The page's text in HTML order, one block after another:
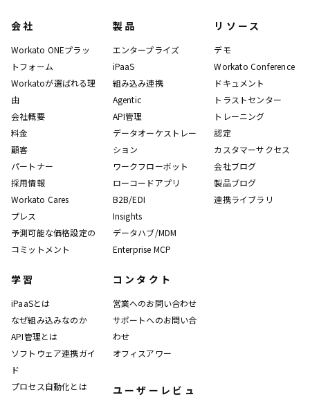
会社
Workato ONEプラッ
トフォーム
Workatoが選ばれる理
由
会社概要
料金
顧客
パートナー
採用情報
Workato Cares
プレス
予測可能な価格設定の
コミットメント
製品
エンタープライズ
iPaaS
組み込み連携
Agentic
API管理
データオーケストレー
ション
ワークフローボット
ローコードアプリ
B2B/EDI
Insights
データハブ/MDM
Enterprise MCP
リソース
デモ
Workato Conference
ドキュメント
トラストセンター
トレーニング
認定
カスタマーサクセス
会社ブログ
製品ブログ
連携ライブラリ
学習
iPaaSとは
なぜ組み込みなのか
API管理とは
ソフトウェア連携ガイ
ド
プロセス自動化とは
コンタクト
営業へのお問い合わせ
サポートへのお問い合
わせ
オフィスアワー
ユーザーレビュ